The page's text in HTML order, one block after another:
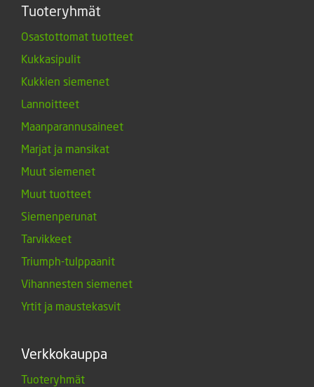
Tuoteryhmät
Osastottomat tuotteet
Kukkasipulit
Kukkien siemenet
Lannoitteet
Maanparannusaineet
Marjat ja mansikat
Muut siemenet
Muut tuotteet
Siemenperunat
Tarvikkeet
Triumph-tulppaanit
Vihannesten siemenet
Yrtit ja maustekasvit
Verkkokauppa
Tuoteryhmät